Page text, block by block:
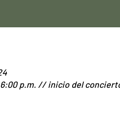
p.m. // inicio del